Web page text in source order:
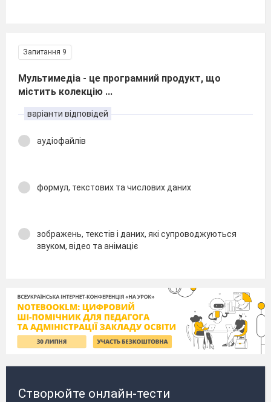
Запитання 9
Мультимедіа - це програмний продукт, що
містить колекцію ...
варіанти відповідей
аудіофайлів
формул, текстових та числових даних
зображень, текстів і даних, які супроводжуються
звуком, відео та анімаціє
Створюйте онлайн-тести